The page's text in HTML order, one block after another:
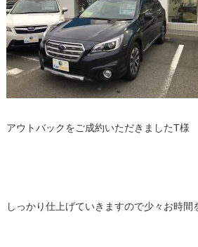
アウトバックをご成約いただきましたT様
しっかり仕上げていきますので少々お時間